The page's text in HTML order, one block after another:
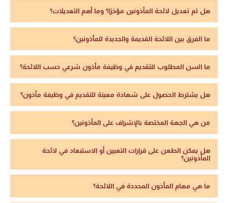
هل تم تعديل لائحة المأذونين مؤخرًا؟ وما أهم التعديلات؟
ما الفرق بين اللائحة القديمة والجديدة للمأذونين؟
ما السن المطلوب للتقديم في وظيفة مأذون شرعي حسب اللائحة؟
هل يشترط الحصول على شهادة معينة للتقديم في وظيفة مأذون؟
من هي الجهة المختصة بالإشراف على المأذونين؟
هل يمكن الطعن على قرارات التعيين أو الاستبعاد في لائحة
المأذونين؟
ما هي مهام المأذون المحددة في اللائحة؟